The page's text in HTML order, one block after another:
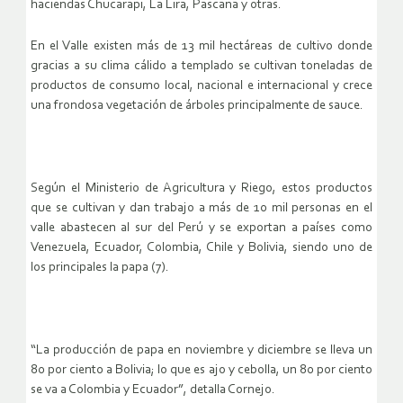
haciendas Chucarapi, La Lira, Pascana y otras.
En el Valle existen más de 13 mil hectáreas de cultivo donde
gracias a su clima cálido a templado se cultivan toneladas de
productos de consumo local, nacional e internacional y crece
una frondosa vegetación de árboles principalmente de sauce.
Según el Ministerio de Agricultura y Riego, estos productos
que se cultivan y dan trabajo a más de 10 mil personas en el
valle abastecen al sur del Perú y se exportan a países como
Venezuela, Ecuador, Colombia, Chile y Bolivia, siendo uno de
los principales la papa (7).
“La producción de papa en noviembre y diciembre se lleva un
80 por cient0 a Bolivia; lo que es ajo y cebolla, un 80 por ciento
se va a Colombia y Ecuador”, detalla Cornejo.